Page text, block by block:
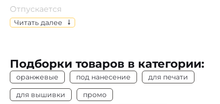
Отпускается
Изделия отпускаются по индивидуальному
выбору размеров.
Цвет Оранжевый
Плотность 190 г/м2
Читать далее
Подборки товаров в категории:
оранжевые под нанесение
для печати
для вышивки
промо